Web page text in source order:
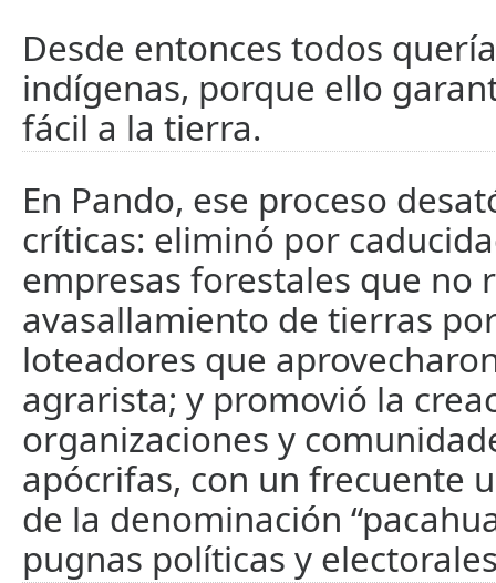
Desde entonces todos
indígenas, porque ello
fácil a la tierra.
En Pando, ese proceso
críticas: eliminó por
empresas forestales que no
avasallamiento de tierras
loteadores que
agrarista; y promovió la
organizaciones y
apócrifas, con un frecuente
de la denominación
pugnas políticas y